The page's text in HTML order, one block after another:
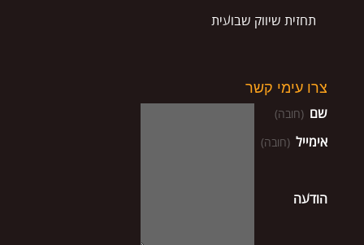
תחזית שיווק שבועית
צרו עימי קשר
שם (חובה)
אימייל (חובה)
הודעה